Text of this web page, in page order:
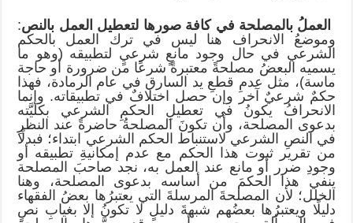
العملُ بالمصلحة في كافة صورها لتعطيل العمل بالنص:
وموضعُ الانحراف هنا ليس في ترك العمل بالحكم
الشرعي في حال وجود مانعٍ شرعيٍ لتطبيقه (وهو ما
يسميه البعضُ مصلحةً معتبرةً شرعًا من ضرورة أو حاجة
ماسة)، مثل عدمِ قطعِ يد السارق في عام الرمادة، فهذا
حكمٌ شرعيٌ آخر وإن حصل اختلافٌ في تطبيقاته. وإنما
الانحرافُ يكونُ في تعطيلِ الحكمِ الشرعي بكليَّته
بدعوى المصلحة، وأن تكونَ المصلحةُ حاضرةً عند النظرِ
في النصِ الشرعي لاستنباط الحكم الشرعي ابتداء؛ فبدلًا
من تقرير ثبوت هذا الحكم مع عدم إمكانيةِ تطبيقه أو
وجودِ ضرر أو مانع عند العمل به، نجد صاحبَ المصلحة
ينفي هذا الحكمَ من أساسه بدعوى المصلحة، وهنا
الخلل؛ لأن المصلحةَ المرسلةَ التي يعتبرُها بعضُ الفقهاء
دليلًا ويعتبرُها بعضُهم شبهةَ دليلٍ لا تكونُ إلا بغيابِ نصٍ